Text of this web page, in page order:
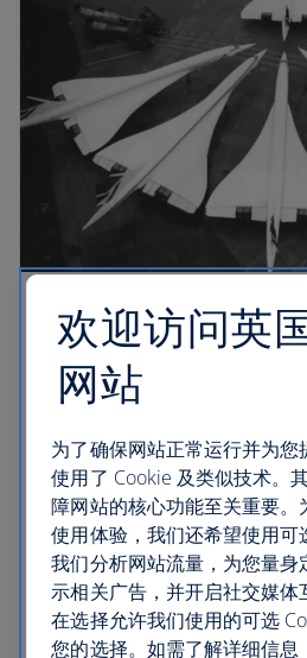
我们的传统
庆祝英国航空成立超过 100 周年
欢迎访问英
网站
为了确保网站正常运行并为您
使用了 Cookie 及类似技术。
障网站的核心功能至关重要。
使用体验，我们还希望使用可
我们分析网站流量，为您量身
示相关广告，并开启社交媒
在选择允许我们使用的可选
您的选择。如需了解详细信息